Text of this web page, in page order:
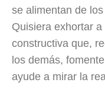
se alimentan de
Quisiera exhortar
constructiva que,
los demás,
ayude a mirar la